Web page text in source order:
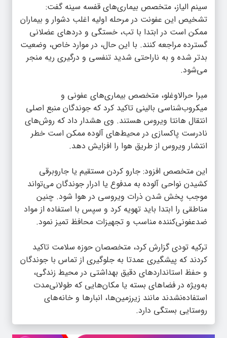
سینم الیاز، متخصص بیماری‌های قفسه سینه گفت:
تشخیص این عفونت در مرحله اولیه اغلب دشوار و بیماران
ممکن است در ابتدا با تب، خستگی و دردهای عضلانی
گسترده مراجعه کنند. با این حال، در موارد خاص، وضعیت
بدتر شده و به ناراحتی شدید تنفسی و درگیری ریه منجر
می‌شود.
مبرا حرالاوغلو، متخصص بیماری‌های عفونی و
میکروب‌شناسی بالینی تاکید کرد که جوندگان منبع اصلی
انتقال هانتا ویروس هستند. وی هشدار داد که روش‌های
نادرست پاکسازی در محیط‌های آلوده ممکن است خطر
انتشار ویروس از طریق هوا را افزایش دهد.
این متخصص افزود: جارو کردن مستقیم یا جاروبرقی
کشیدن نواحی آلوده به مدفوع یا ادرار جوندگان می‌تواند
موجب پخش شدن ذرات ویروسی در هوا شود. چنین
مناطقی را ابتدا باید تهویه کرد و سپس با استفاده از مواد
ضدعفونی‌کننده مناسب و تجهیزات محافظ تمیز نمود.
ترکیه تودی گزارش کرد، متخصصان حوزه سلامت تاکید
کردند که پیشگیری عمدتا به جلوگیری از تماس با جوندگان
و حفظ استانداردهای دقیق بهداشتی در محیط زندگی،
به‌ویژه در فضاهای بسته یا مکان‌هایی که طولانی‌مدت
استفاده‌نشدند مانند زیرزمین‌ها، انبارها و خانه‌های
روستایی بستگی دارد.